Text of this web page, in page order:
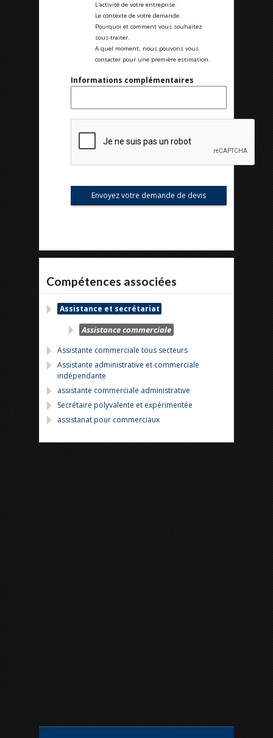
L'activité de votre entreprise.
Le contexte de votre demande.
Pourquoi et comment vous souhaitez
sous-traiter.
A quel moment, nous pouvons vous
contacter pour une première estimation.
Informations complémentaires
Compétences associées
Assistance et secrétariat
Assistance commerciale
Assistante commerciale tous secteurs
Assistante administrative et commerciale
indépendante
assistante commerciale administrative
Secrétaire polyvalente et expérimentée
assistanat pour commerciaux